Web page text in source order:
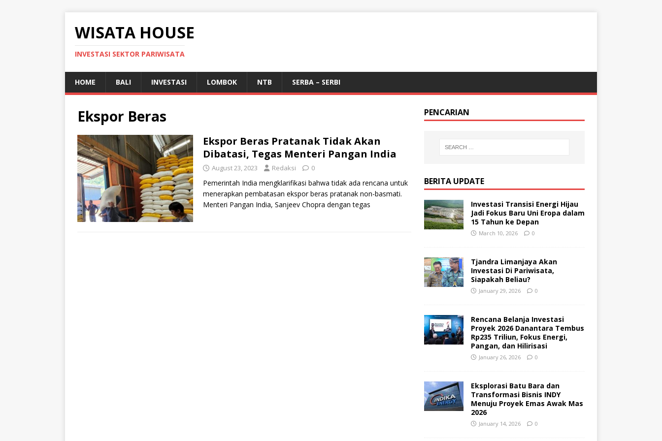
WISATA HOUSE
INVESTASI SEKTOR PARIWISATA
HOME BALI INVESTASI LOMBOK NTB SERBA – SERBI
Ekspor Beras
Ekspor Beras Pratanak Tidak Akan
Dibatasi, Tegas Menteri Pangan India
August 23, 2023 Redaksi 0
Pemerintah India mengklarifikasi bahwa tidak ada rencana untuk
menerapkan pembatasan ekspor beras pratanak non-basmati.
Menteri Pangan India, Sanjeev Chopra dengan tegas
PENCARIAN
BERITA UPDATE
Investasi Transisi Energi Hijau
Jadi Fokus Baru Uni Eropa dalam
15 Tahun ke Depan
March 10, 2026 0
Tjandra Limanjaya Akan
Investasi Di Pariwisata,
Siapakah Beliau?
January 29, 2026 0
Rencana Belanja Investasi
Proyek 2026 Danantara Tembus
Rp235 Triliun, Fokus Energi,
Pangan, dan Hilirisasi
January 26, 2026 0
Eksplorasi Batu Bara dan
Transformasi Bisnis INDY
Menuju Proyek Emas Awak Mas
2026
January 14, 2026 0